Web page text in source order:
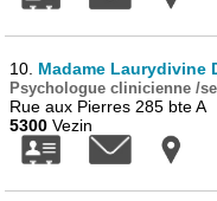
10. Madame Laurydivine
Psychologue clinicienne /
Rue aux Pierres 285 bte A
5300 Vezin